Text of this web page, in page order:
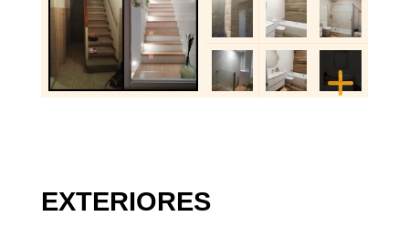
EXTERIORES